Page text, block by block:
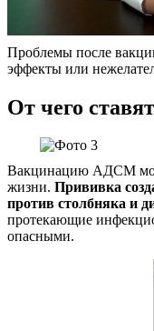
Проблемы после
эффекты или
От чего
Вакцинацию АДСМ
жизни. Прививка
против столбняка и
протекающие
опасными.